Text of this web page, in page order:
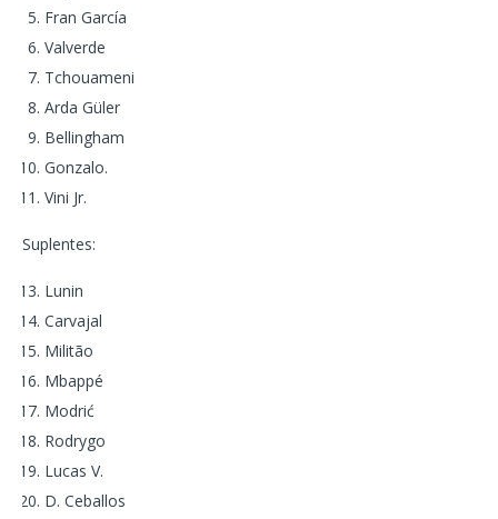
Fran García
Valverde
Tchouameni
Arda Güler
Bellingham
Gonzalo.
Vini Jr.
Suplentes:
Lunin
Carvajal
Militão
Mbappé
Modrić
Rodrygo
Lucas V.
D. Ceballos